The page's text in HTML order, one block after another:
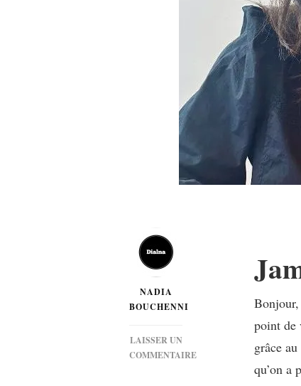
NADIA
BOUCHENNI
LAISSER UN
COMMENTAIRE
point de
grâce
qu’on a